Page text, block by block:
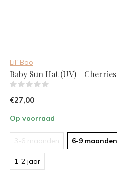
Lil' Boo
Baby Sun Hat (UV) - Cherries
€27,00
Op voorraad
3-6 maanden 6-9 maanden
1-2 jaar